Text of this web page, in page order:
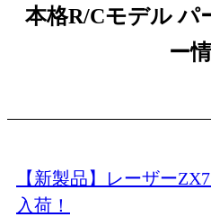
本格R/Cモデル パ
ー
【新製品】レーザー
入荷！